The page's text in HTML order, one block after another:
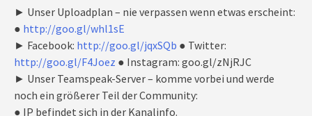
► Unser Uploadplan – nie verpassen wenn etwas erscheint:
● http://goo.gl/whl1sE
► Facebook: http://goo.gl/jqxSQb ● Twitter:
http://goo.gl/F4Joez ● Instagram: goo.gl/zNjRJC
► Unser Teamspeak-Server – komme vorbei und werde
noch ein größerer Teil der Community:
● IP befindet sich in der Kanalinfo.